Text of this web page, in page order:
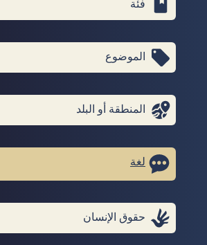
الموضوع
المنطقة أو البلد
لغة
حقوق الإنسان